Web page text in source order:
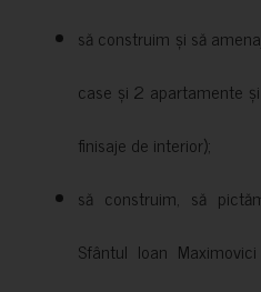
să construim și să
case și 2 apartamente
finisaje de interior);
să construim, să
Sfântul Ioan